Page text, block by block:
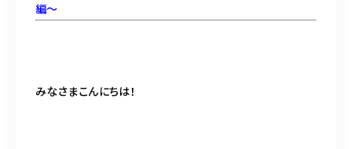
編〜
みなさまこんにちは！